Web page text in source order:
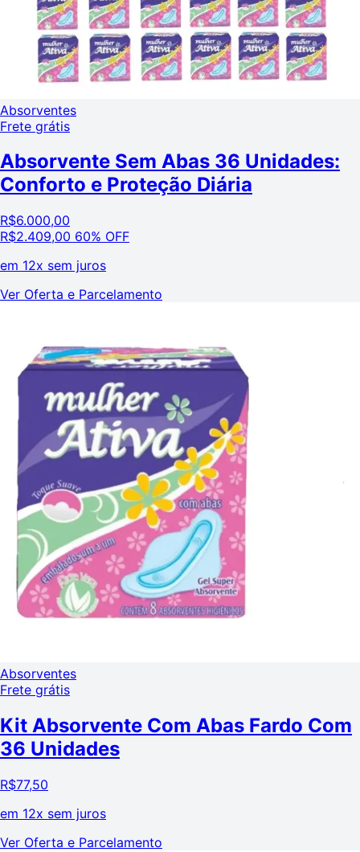
Absorventes
Frete grátis
Absorvente Sem Abas 36 Unidades:
Conforto e Proteção Diária
R$6.000,00
R$2.409,00 60% OFF
em 12x sem juros
Ver Oferta e Parcelamento
Absorventes
Frete grátis
Kit Absorvente Com Abas Fardo Com
36 Unidades
R$77,50
em 12x sem juros
Ver Oferta e Parcelamento